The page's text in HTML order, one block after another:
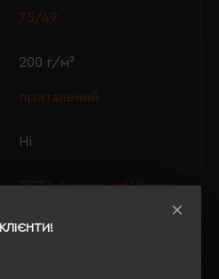
75/49
200 г/м²
приталений
Ні
PETA-Approved Vegan